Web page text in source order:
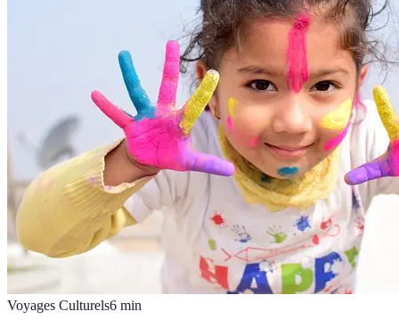
Voyages Culturels6 min